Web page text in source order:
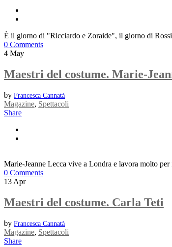
È il giorno di "Ricciardo e Zoraide", il giorno di
0 Comments
4 May
Maestri del costume. Marie-
by Francesca Cannatà
Magazine, Spettacoli
Share
Marie-Jeanne Lecca vive a Londra e lavora molto
0 Comments
13 Apr
Maestri del costume. Carla Teti
by Francesca Cannatà
Magazine, Spettacoli
Share